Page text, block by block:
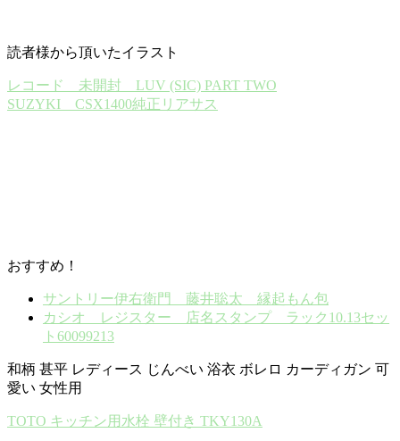
読者様から頂いたイラスト
レコード 未開封 LUV (SIC) PART TWO
SUZYKI CSX1400純正リアサス
おすすめ！
サントリー伊右衛門 藤井聡太 縁起もん包
カシオ レジスター 店名スタンプ ラック10.13セッ
ト60099213
和柄 甚平 レディース じんべい 浴衣 ボレロ カーディガン 可
愛い 女性用
TOTO キッチン用水栓 壁付き TKY130A